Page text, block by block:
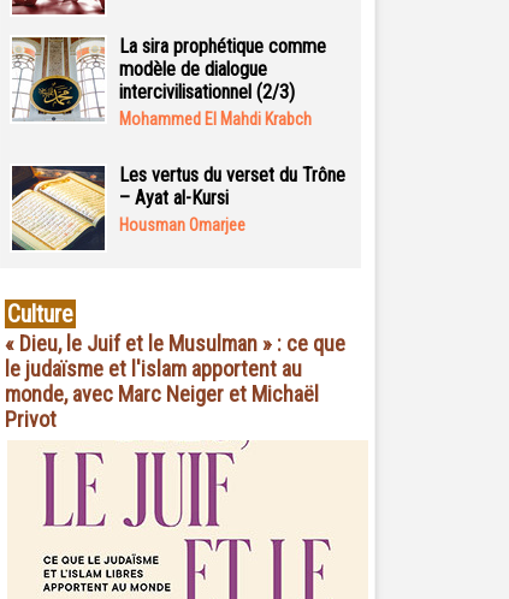
La sira prophétique comme
modèle de dialogue
intercivilisationnel (2/3)
Mohammed El Mahdi Krabch
Les vertus du verset du Trône
– Ayat al-Kursi
Housman Omarjee
Culture
« Dieu, le Juif et le Musulman » : ce que
le judaïsme et l'islam apportent au
monde, avec Marc Neiger et Michaël
Privot